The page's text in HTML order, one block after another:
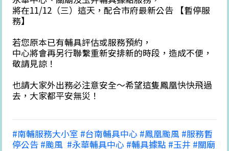
將在11/12（三）這天，配合市府最新公告 【暫停服
務】
若您原本已有輔具評估或服務預約，
中心將會再另行聯繫重新安排新的時段，造成不便，
敬請見諒！
也請大家外出務必注意安全～希望這隻鳳凰快快飛過
去，大家都平安無災！
#南輔服務大小室 #台南輔具中心 #鳳凰颱風 #服務暫
停公告 #颱風 ​ #永華輔具中心 #輔具據點 #玉井 #關廟